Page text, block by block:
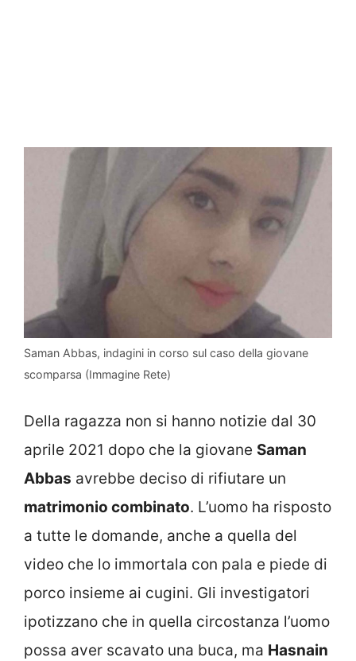
Saman Abbas, indagini in corso sul caso della giovane
scomparsa (Immagine Rete)
Della ragazza non si hanno notizie dal 30
aprile 2021 dopo che la giovane Saman
Abbas avrebbe deciso di rifiutare un
matrimonio combinato. L’uomo ha risposto
a tutte le domande, anche a quella del
video che lo immortala con pala e piede di
porco insieme ai cugini. Gli investigatori
ipotizzano che in quella circostanza l’uomo
possa aver scavato una buca, ma Hasnain